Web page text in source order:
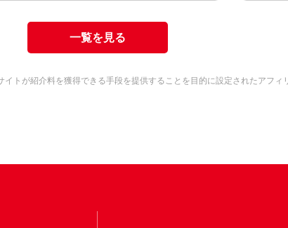
一覧を見る
トが紹介料を獲得できる手段を提供することを目的に設定されたアフィ